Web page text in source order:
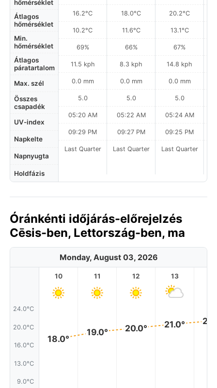
hőmérséklet
Átlagos
hőmérséklet
Min.
hőmérséklet
Átlagos
páratartalom
Max. szél
Összes
csapadék
UV-index
Napkelte
Napnyugta
Holdfázis
16.2°C
10.2°C
69%
11.5 kph
0.0 mm
5.0
05:20 AM
09:29 PM
Last Quarter
18.0°C
11.6°C
66%
8.3 kph
0.0 mm
5.0
05:22 AM
09:27 PM
Last Quarter
20.2°C
13.1°C
67%
14.8 kph
0.0 mm
5.0
05:24 AM
09:25 PM
Last Quarter
Óránkénti időjárás-előrejelzés
Cēsis-ben, Lettország-ben, ma
Monday, August 03, 2026
24.0°C
20.0°C
16.0°C
13.0°C
9.0°C
10
18.0°
11
19.0°
12
20.0°
13
21.0°